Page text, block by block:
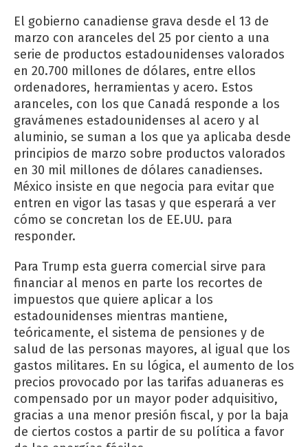
El gobierno canadiense grava desde el 13 de
marzo con aranceles del 25 por ciento a una
serie de productos estadounidenses valorados
en 20.700 millones de dólares, entre ellos
ordenadores, herramientas y acero. Estos
aranceles, con los que Canadá responde a los
gravámenes estadounidenses al acero y al
aluminio, se suman a los que ya aplicaba desde
principios de marzo sobre productos valorados
en 30 mil millones de dólares canadienses.
México insiste en que negocia para evitar que
entren en vigor las tasas y que esperará a ver
cómo se concretan los de EE.UU. para
responder.
Para Trump esta guerra comercial sirve para
financiar al menos en parte los recortes de
impuestos que quiere aplicar a los
estadounidenses mientras mantiene,
teóricamente, el sistema de pensiones y de
salud de las personas mayores, al igual que los
gastos militares. En su lógica, el aumento de los
precios provocado por las tarifas aduaneras es
compensado por un mayor poder adquisitivo,
gracias a una menor presión fiscal, y por la baja
de ciertos costos a partir de su política a favor